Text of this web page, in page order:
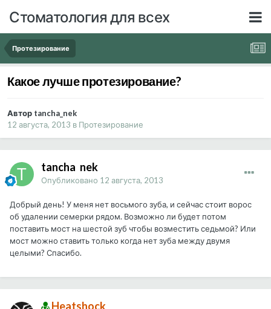
Стоматология для всех
Протезирование
Какое лучше протезирование?
Автор tancha_nek
12 августа, 2013 в Протезирование
tancha_nek
Опубликовано 12 августа, 2013
Добрый день! У меня нет восьмого зуба, и сейчас стоит ворос
об удалении семерки рядом. Возможно ли будет потом
поставить мост на шестой зуб чтобы возместить седьмой? Или
мост можно ставить только когда нет зуба между двумя
целыми? Спасибо.
Heatshock